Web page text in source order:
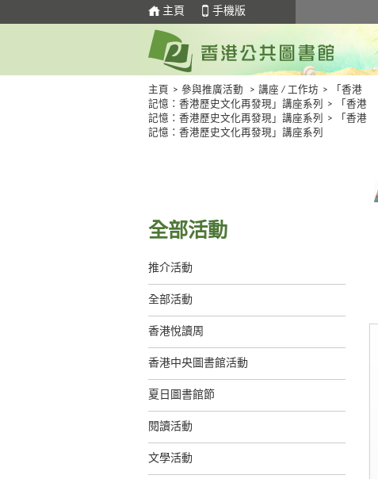
主頁 手機版
主頁 > 參與推廣活動 > 講座 / 工作坊 >
「香港
記憶：香港歷史文化再發現」講座系列
>
「香港
記憶：香港歷史文化再發現」講座系列
>
「香港
記憶：香港歷史文化再發現」講座系列
全部活動
推介活動
全部活動
香港悅讀周
香港中央圖書館活動
夏日圖書館節
閱讀活動
文學活動